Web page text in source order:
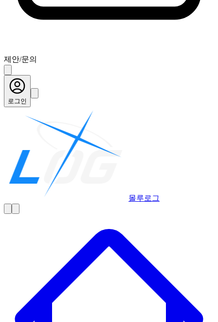
제안/문의
로그인
몰루로그